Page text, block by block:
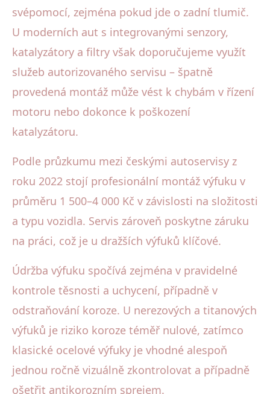
svépomocí, zejména pokud jde o zadní tlumič.
U moderních aut s integrovanými senzory,
katalyzátory a filtry však doporučujeme využít
služeb autorizovaného servisu – špatně
provedená montáž může vést k chybám v řízení
motoru nebo dokonce k poškození
katalyzátoru.
Podle průzkumu mezi českými autoservisy z
roku 2022 stojí profesionální montáž výfuku v
průměru 1 500–4 000 Kč v závislosti na složitosti
a typu vozidla. Servis zároveň poskytne záruku
na práci, což je u dražších výfuků klíčové.
Údržba výfuku spočívá zejména v pravidelné
kontrole těsnosti a uchycení, případně v
odstraňování koroze. U nerezových a titanových
výfuků je riziko koroze téměř nulové, zatímco
klasické ocelové výfuky je vhodné alespoň
jednou ročně vizuálně zkontrolovat a případně
ošetřit antikorozním sprejem.